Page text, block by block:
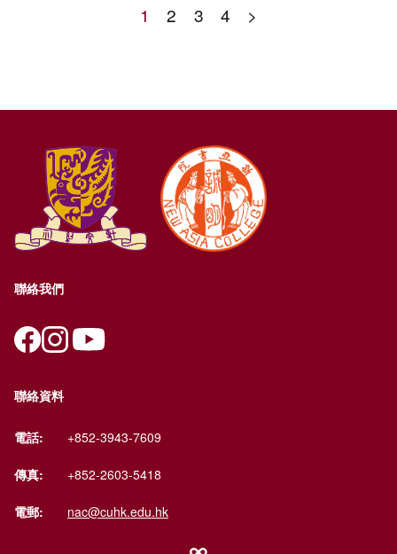
1 2 3 4 >
聯絡我們
聯絡資料
電話: +852-3943-7609
傳真: +852-2603-5418
電郵: nac@cuhk.edu.hk